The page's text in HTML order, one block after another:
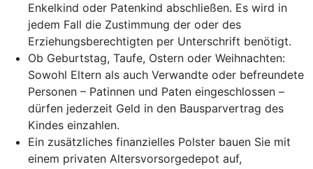
Enkelkind oder Patenkind abschließen. Es wird in
jedem Fall die Zustimmung der oder des
Erziehungsberechtigten per Unterschrift benötigt.
Ob Geburtstag, Taufe, Ostern oder Weihnachten:
Sowohl Eltern als auch Verwandte oder befreundete
Personen – Patinnen und Paten eingeschlossen –
dürfen jederzeit Geld in den Bausparvertrag des
Kindes einzahlen.
Ein zusätzliches finanzielles Polster bauen Sie mit
einem privaten Altersvorsorgedepot auf,